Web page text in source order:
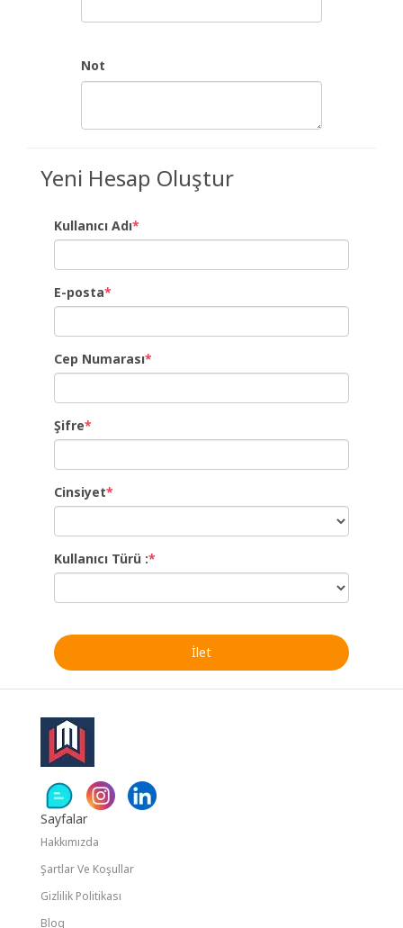
Not
Yeni Hesap Oluştur
Kullanıcı Adı*
E-posta*
Cep Numarası*
Şifre*
Cinsiyet*
Kullanıcı Türü :*
Sayfalar
Hakkımızda
Şartlar Ve Koşullar
Gizlilik Politikası
Blog